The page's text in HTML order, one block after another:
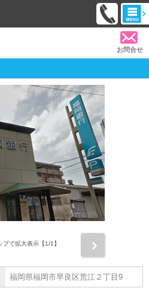
お問合せ
プで拡大表示【1/1】
福岡県福岡市早良区荒江２丁目9